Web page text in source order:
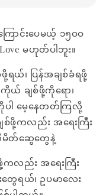
င်းပေမယ့် ၁၅ဝဝ
Love မဟုတ်ပါဘူး။
၊ ပြန်အချစ်ခံရဖို့
ချစ်ဖို့ကိုရော၊
ါ မေ့နေတတ်ကြလို့
ဖို့ကလည်း အရေးကြီး
တ်ဆွေတွေနဲ့
လည်း အရေးကြီး
ယ်၊ ဥပမာလေး